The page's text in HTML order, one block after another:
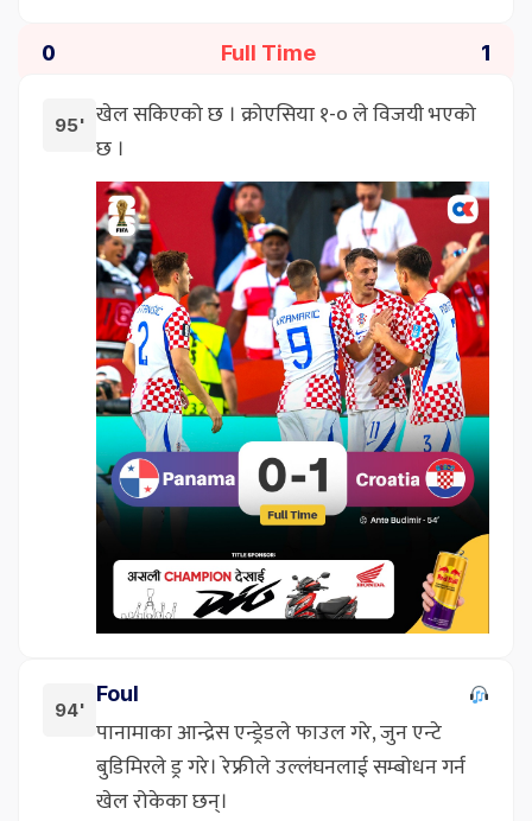
0 Full Time 1
95' खेल सकिएको छ । क्रोएसिया १-० ले विजयी भएको
छ ।
94'
Foul
पानामाका आन्द्रेस एन्ड्रेडले फाउल गरे, जुन एन्टे
बुडिमिरले ड्र गरे। रेफ्रीले उल्लंघनलाई सम्बोधन गर्न
खेल रोकेका छन्।